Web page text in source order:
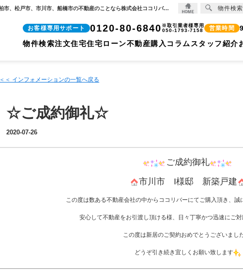
☆ご成約御礼☆【2020-07-26更新】☆ご成約御礼☆ | 【住宅ローンに強い!!】柏市、松戸市、市川市、船橋市の不動産のことなら株式会社ココリバーの不動産のことなら株式会社ココリバー
お客様専用サポート 0120-80-6840 ※取引業者様専用
050-1793-7158
営業時間
物件検索注文住宅住宅ローン不動産購入コラム スタッフ紹介
＜＜ インフォメーションの一覧へ戻る
☆ご成約御礼☆
2020-07-26
ご成約御礼
市川市 I様邸 新築戸建
この度は数ある不動産会社の中からココリバーにてご購入頂き、誠
安心して不動産をお引渡し頂ける様、日々丁寧かつ迅速にご
この度は新居のご契約おめでとうございまし
どうぞ引き続き宜しくお願い致します
物件検索